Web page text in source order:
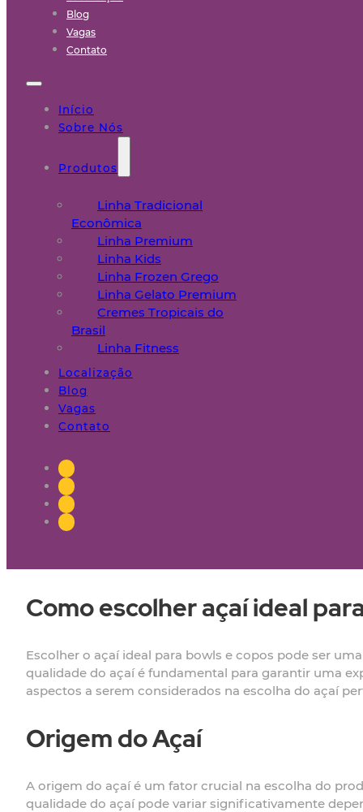
Blog
Vagas
Contato
Início
Sobre Nós
Produtos
Linha Tradicional
Econômica
Linha Premium
Linha Kids
Linha Frozen Grego
Linha Gelato Premium
Cremes Tropicais do
Brasil
Linha Fitness
Localização
Blog
Vagas
Contato
Como escolher açaí ideal
Escolher o açaí ideal para bowls e copos pode ser
qualidade do açaí é fundamental para garantir uma
aspectos a serem considerados na escolha do açaí
Origem do Açaí
A origem do açaí é um fator crucial na escolha do
qualidade do açaí pode variar significativamente